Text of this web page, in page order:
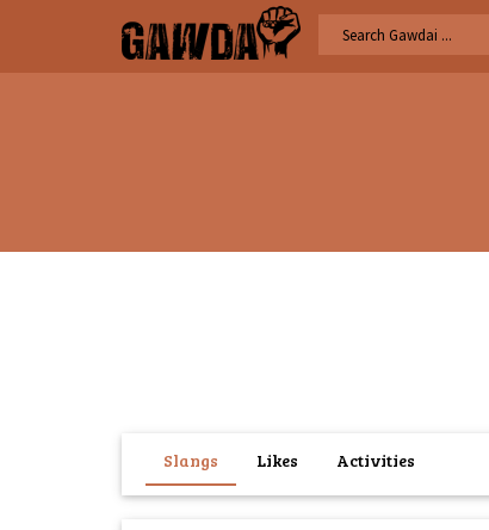
Slangs Likes Activities